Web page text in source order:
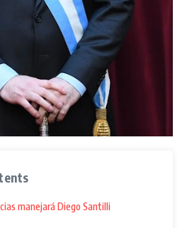
manejará Diego Santilli